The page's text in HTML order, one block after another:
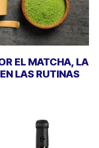
EL MATCHA, LA
LAS RUTINAS